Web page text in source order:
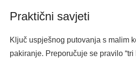
Praktični savjeti
Ključ uspješnog putovanja s malim
pakiranje. Preporučuje se pravilo